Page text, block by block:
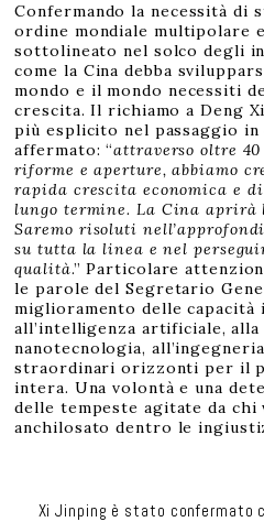
Confermando la necessità di
ordine mondiale multipolare
sottolineato nel solco degli
come la Cina debba
mondo e il mondo necessiti
crescita. Il richiamo a Deng
più esplicito nel passaggio in
affermato: “attraverso oltre
riforme e aperture, abbiamo
rapida crescita economica e
lungo termine. La Cina aprirà
Saremo risoluti
su tutta la linea e nel
qualità.” Particolare
le parole del Segretario
miglioramento delle capacità
all’intelligenza artificiale,
nanotecnologia,
straordinari orizzonti per il
intera. Una volontà e una
delle tempeste agitate da chi
anchilosato dentro le
Xi Jinping è stato confermato